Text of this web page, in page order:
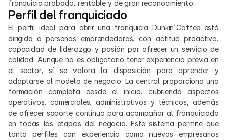
franquicia probado, rentable y de gran reconocimiento.
Perfil del franquiciado
El perfil ideal para abrir una franquicia Dunkin´Coffee está
dirigido a personas emprendedoras, con actitud proactiva,
capacidad de liderazgo y pasión por ofrecer un servicio de
calidad. Aunque no es obligatorio tener experiencia previa en
el sector, sí se valora la disposición para aprender y
adaptarse al modelo de negocio. La central proporciona una
formación completa desde el inicio, cubriendo aspectos
operativos, comerciales, administrativos y técnicos, además
de ofrecer soporte continuo para acompañar al franquiciado
en todas las etapas del negocio. Este sistema permite que
tanto perfiles con experiencia como nuevos empresarios